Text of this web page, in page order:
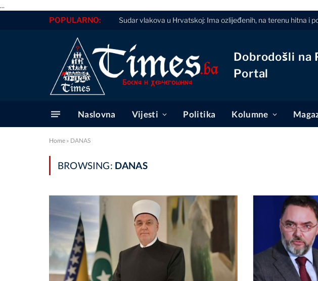
...
POPULARNO: Sudar vlakova u Hrvatskoj: Ima ozlijeđenih, na terenu hitna i
Dobrodošli
Portal
Naslovna Vijesti Politika Kolumne
Home » DANAS
BROWSING: DANAS